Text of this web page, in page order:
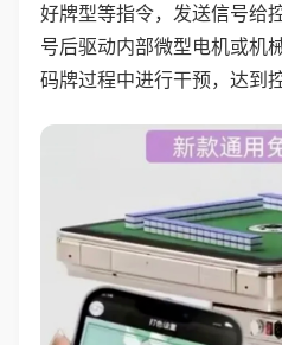
好牌型等指令，发送信号给
号后驱动内部微型电机或机
码牌过程中进行干预，达到